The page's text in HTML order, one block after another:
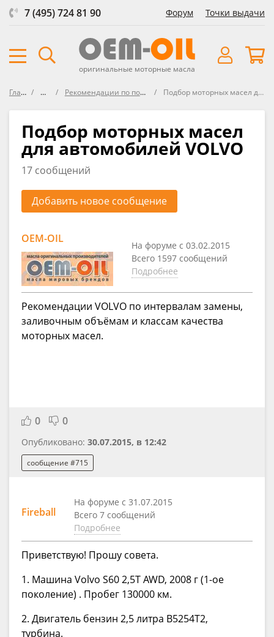
7 (495) 724 81 90 Форум Точки выдачи
оригинальные моторные масла
Главная Форум Рекомендации по подбору масла в VOLVO Подбор моторных масел для автомобилей VOLVO
Подбор моторных масел
для автомобилей VOLVO
17 сообщений
Добавить новое сообщение
OEM-OIL
На форуме с 03.02.2015
Всего 1597 сообщений
Подробнее
Рекомендации VOLVO по интервалам замены,
заливочным объёмам и классам качества
моторных масел.
0 0
Опубликовано: 30.07.2015, в 12:42
сообщение #715
Fireball
На форуме с 31.07.2015
Всего 7 сообщений
Подробнее
Приветствую! Прошу совета.
1. Машина Volvo S60 2,5Т AWD, 2008 г (1-ое
поколение) . Пробег 130000 км.
2. Двигатель бензин 2,5 литра B5254T2,
турбина.